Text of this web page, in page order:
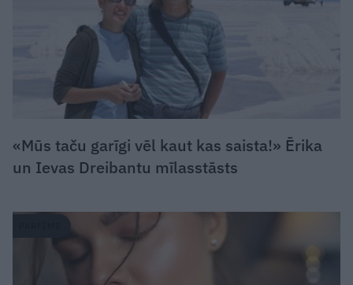
«Mūs taču garīgi vēl kaut kas saista!» Ērika
un Ievas Dreibantu mīlasstāsts